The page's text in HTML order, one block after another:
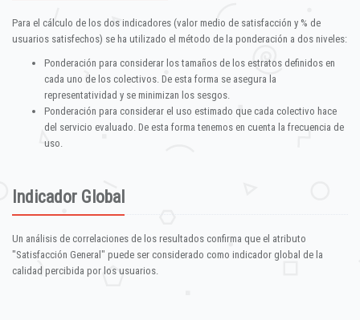
Para el cálculo de los dos indicadores (valor medio de satisfacción y % de
usuarios satisfechos) se ha utilizado el método de la ponderación a dos niveles:
Ponderación para considerar los tamaños de los estratos definidos en
cada uno de los colectivos. De esta forma se asegura la
representatividad y se minimizan los sesgos.
Ponderación para considerar el uso estimado que cada colectivo hace
del servicio evaluado. De esta forma tenemos en cuenta la frecuencia de
uso.
Indicador Global
Un análisis de correlaciones de los resultados confirma que el atributo
"Satisfacción General" puede ser considerado como indicador global de la
calidad percibida por los usuarios.